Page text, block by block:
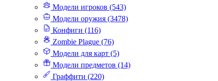
Модели игроков (543)
Модели оружия (3478)
Конфиги (116)
Zombie Plague (76)
Модели для карт (5)
Модели предметов (14)
Граффити (220)